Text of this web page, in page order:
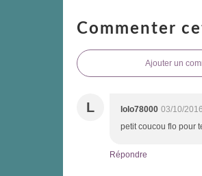
Commenter
Ajouter un
L lolo78000 03/10/
petit coucou flo pour
Répondre